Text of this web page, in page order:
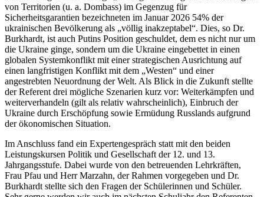
von Territorien (u. a. Dombass) im Gegenzug für
Sicherheitsgarantien bezeichneten im Januar 2026 54% der
ukrainischen Bevölkerung als „völlig inakzeptabel“. Dies, so Dr.
Burkhardt, ist auch Putins Position geschuldet, dem es nicht nur um
die Ukraine ginge, sondern um die Ukraine eingebettet in einen
globalen Systemkonflikt mit einer strategischen Ausrichtung auf
einen langfristigen Konflikt mit dem „Westen“ und einer
angestrebten Neuordnung der Welt. Als Blick in die Zukunft stellte
der Referent drei mögliche Szenarien kurz vor: Weiterkämpfen und
weiterverhandeln (gilt als relativ wahrscheinlich), Einbruch der
Ukraine durch Erschöpfung sowie Ermüdung Russlands aufgrund
der ökonomischen Situation.
Im Anschluss fand ein Expertengespräch statt mit den beiden
Leistungskursen Politik und Gesellschaft der 12. und 13.
Jahrgangsstufe. Dabei wurde von den betreuenden Lehrkräften,
Frau Pfau und Herr Marzahn, der Rahmen vorgegeben und Dr.
Burkhardt stellte sich den Fragen der Schülerinnen und Schüler.